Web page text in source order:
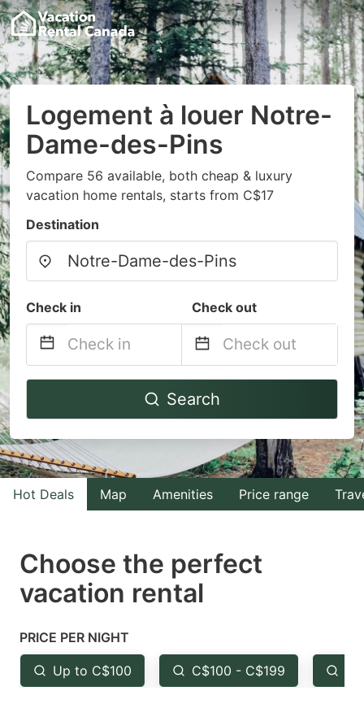
Logement à louer Notre-
Dame-des-Pins
Compare 56 available, both cheap & luxury
vacation home rentals, starts from C$17
Destination
Check in Check out
Navigate
to
interact
with
the
select
a
Press
the
question
Navigate
to
interact
with
the
select
the
question
Search
Hot Deals Map Amenities Price range
Choose the perfect
vacation rental
PRICE PER NIGHT
Up to C$100 C$100 - C$199